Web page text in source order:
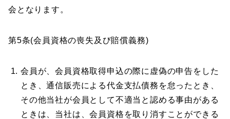
会となります。
第5条(会員資格の喪失及び賠償義務)
会員が、会員資格取得申込の際に虚偽の申告をした
とき、通信販売による代金支払債務を怠ったとき、
その他当社が会員として不適当と認める事由がある
ときは、当社は、会員資格を取り消すことができる